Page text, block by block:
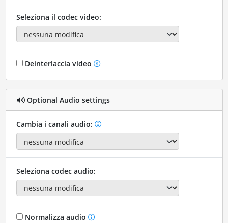
Seleziona il codec video:
Deinterlaccia video
Optional Audio settings
Cambia i canali audio:
Seleziona codec audio:
Normalizza audio